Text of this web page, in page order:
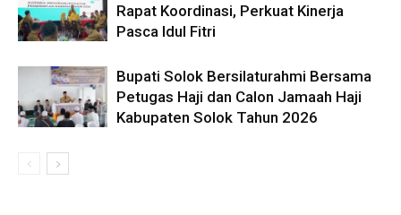
Rapat Koordinasi, Perkuat Kinerja
Pasca Idul Fitri
Bupati Solok Bersilaturahmi Bersama
Petugas Haji dan Calon Jamaah Haji
Kabupaten Solok Tahun 2026